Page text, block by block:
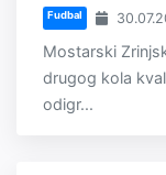
Fudbal
Mostarski
drugog kola
odigr...